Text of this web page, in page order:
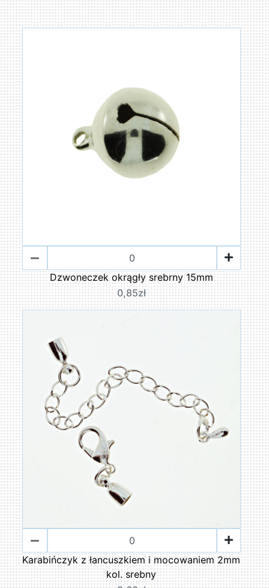
Dzwoneczek okrągły srebrny 15mm
0,85zł
Karabińczyk z łancuszkiem i mocowaniem 2mm
kol. srebny